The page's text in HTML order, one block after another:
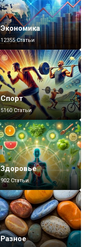
Экономика
12355 Статьи
Спорт
5160 Статьи
Здоровье
902 Статьи
Разное